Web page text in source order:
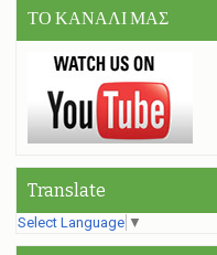
ΤΟ ΚΑΝΑΛΙ ΜΑΣ
Translate
Select Language ▼